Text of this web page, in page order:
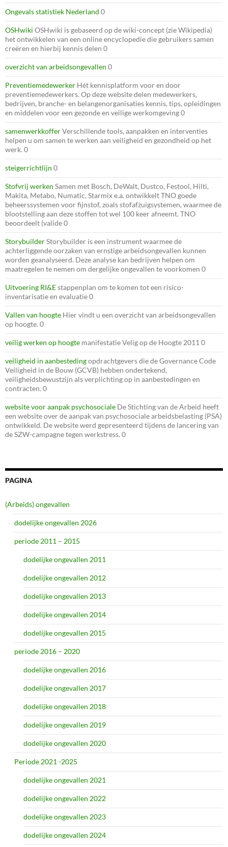
Ongevals statistiek Nederland 0
OSHwiki OSHwiki is gebaseerd op de wiki-concept (zie Wikipedia)
het ontwikkelen van een online encyclopedie die gebruikers samen
creëren en hierbij kennis delen 0
overzicht van arbeidsongevallen 0
Preventiemedewerker Hét kennisplatform voor en door
preventiemedewerkers. Op deze website delen medewerkers,
bedrijven, branche- en belangenorganisaties kennis, tips, opleidingen
en middelen voor een gezonde en veilige werkomgeving 0
samenwerkkofferVerschillende tools, aanpakken en interventies
helpen u om samen te werken aan veiligheid en gezondheid op het
werk. 0
steigerrichtlijn 0
Stofvrij werken Samen met Bosch, DeWalt, Dustco, Festool, Hilti,
Makita, Metabo, Numatic, Starmix e.a. ontwikkelt TNO goede
beheerssystemen voor fijnstof, zoals stofafzuigsystemen, waarmee de
blootstelling aan deze stoffen tot wel 100 keer afneemt. TNO
beoordeelt (valide 0
StorybuilderStorybuilder is een instrument waarmee de
achterliggende oorzaken van ernstige arbeidsongevallen kunnen
worden geanalyseerd. Deze analyse kan bedrijven helpen om
maatregelen te nemen om dergelijke ongevallen te voorkomen 0
Uitvoering RI&Estappenplan om te komen tot een risico-
inventarisatie en evaluatie 0
Vallen van hoogte Hier vindt u een overzicht van arbeidsongevallen
op hoogte. 0
veilig werken op hoogte manifestatie Velig op de Hoogte 2011 0
veiligheid in aanbestedingopdrachtgevers die de Governance Code
Veiligheid in de Bouw (GCVB) hebben ondertekend,
veiligheidsbewustzijn als verplichting op in aanbestedingen en
contracten. 0
website voor aanpak psychosociale De Stichting van de Arbeid heeft
een website over de aanpak van psychosociale arbeidsbelasting (PSA)
ontwikkeld. De website werd gepresenteerd tijdens de lancering van
de SZW-campagne tegen werkstress. 0
PAGINA
(Arbeids) ongevallen
dodelijke ongevallen 2026
periode 2011 – 2015
dodelijke ongevallen 2011
dodelijke ongevallen 2012
dodelijke ongevallen 2013
dodelijke ongevallen 2014
dodelijke ongevallen 2015
periode 2016 – 2020
dodelijke ongevallen 2016
dodelijke ongevallen 2017
dodelijke ongevallen 2018
dodelijke ongevallen 2019
dodelijke ongevallen 2020
Periode 2021 -2025
dodelijke ongevallen 2021
dodelijke ongevallen 2022
dodelijke ongevallen 2023
dodelijke ongevallen 2024